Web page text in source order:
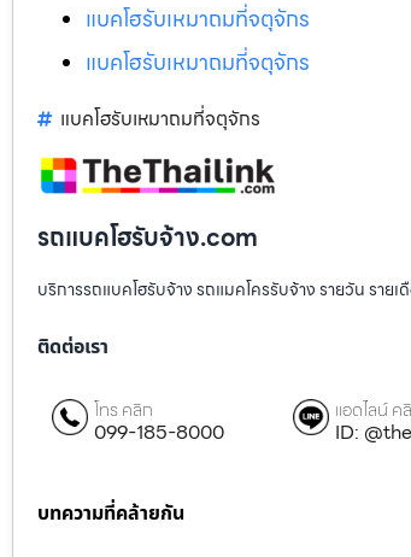
แบคโฮรับเหมาถมที่จตุจักร
แบคโฮรับเหมาถมที่จตุจักร
แบคโฮรับเหมาถมที่จตุจักร
รถแบคโฮรับจ้าง.com
บริการรถแบคโฮรับจ้าง รถแมคโครรับจ้าง รายวัน รา
ติดต่อเรา
โทร คลิก
099-185-8000
แอดไลน์ ค
ID:
บทความที่คล้ายกัน